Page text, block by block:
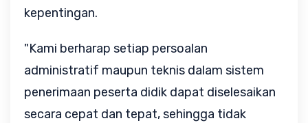
kepentingan.
"Kami berharap setiap persoalan
administratif maupun teknis dalam sistem
penerimaan peserta didik dapat diselesaikan
secara cepat dan tepat, sehingga tidak